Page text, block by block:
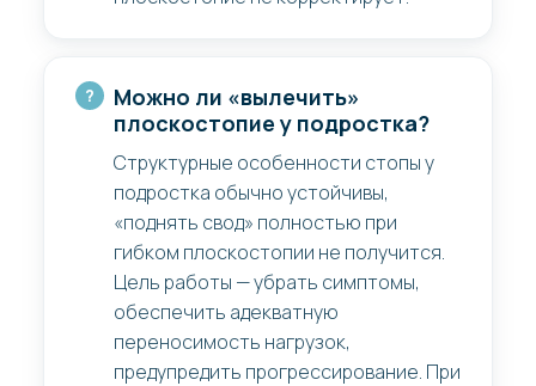
Можно ли «вылечить»
плоскостопие у подростка?
Структурные особенности стопы у
подростка обычно устойчивы,
«поднять свод» полностью при
гибком плоскостопии не получится.
Цель работы — убрать симптомы,
обеспечить адекватную
переносимость нагрузок,
предупредить прогрессирование. При